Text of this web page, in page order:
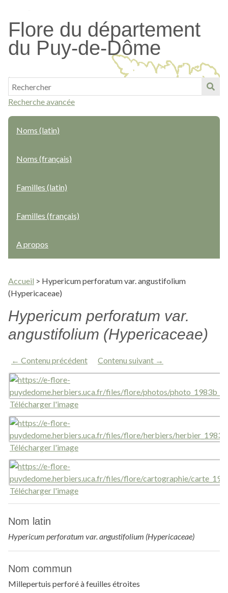
contenu
principal
Flore du département
du Puy-de-Dôme
Recherche avancée
Noms (latin)
Noms (français)
Familles (latin)
Familles (français)
A propos
Accueil > Hypericum perforatum var. angustifolium
(Hypericaceae)
Hypericum perforatum var.
angustifolium (Hypericaceae)
← Contenu précédent Contenu suivant →
Télécharger l'image
Télécharger l'image
Télécharger l'image
Nom latin
Hypericum perforatum var. angustifolium (Hypericaceae)
Nom commun
Millepertuis perforé à feuilles étroites